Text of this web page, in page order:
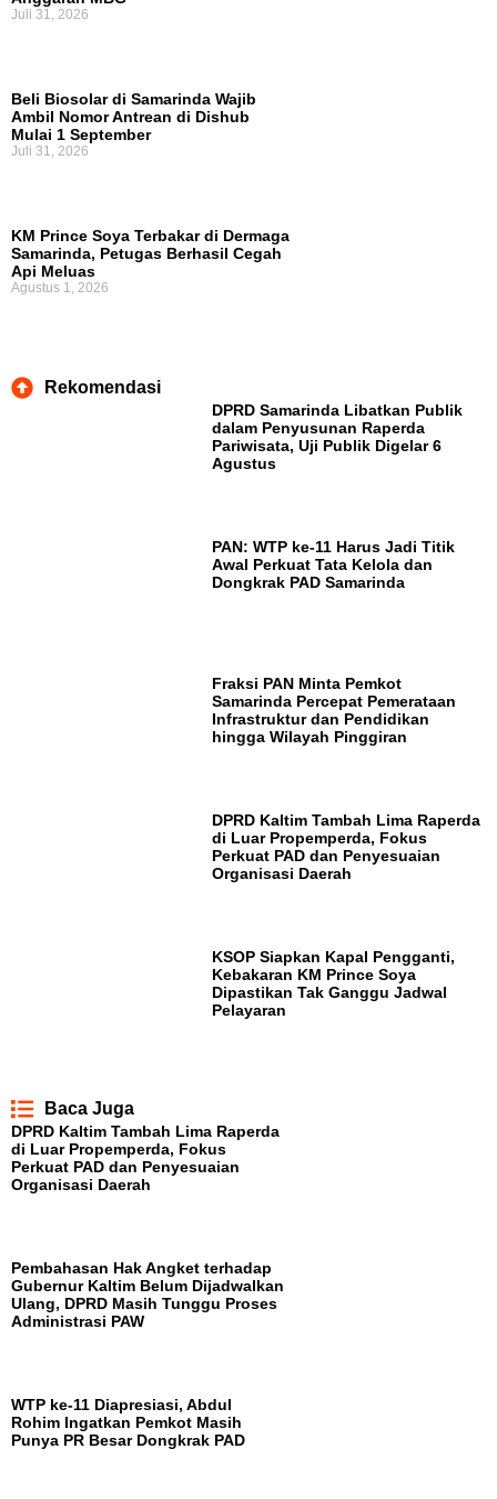
Juli 31, 2026
Beli Biosolar di Samarinda Wajib
Ambil Nomor Antrean di Dishub
Mulai 1 September
Juli 31, 2026
KM Prince Soya Terbakar di Dermaga
Samarinda, Petugas Berhasil Cegah
Api Meluas
Agustus 1, 2026
Rekomendasi
DPRD Samarinda Libatkan Publik
dalam Penyusunan Raperda
Pariwisata, Uji Publik Digelar 6
Agustus
PAN: WTP ke-11 Harus Jadi Titik
Awal Perkuat Tata Kelola dan
Dongkrak PAD Samarinda
Fraksi PAN Minta Pemkot
Samarinda Percepat Pemerataan
Infrastruktur dan Pendidikan
hingga Wilayah Pinggiran
DPRD Kaltim Tambah Lima Raperda
di Luar Propemperda, Fokus
Perkuat PAD dan Penyesuaian
Organisasi Daerah
KSOP Siapkan Kapal Pengganti,
Kebakaran KM Prince Soya
Dipastikan Tak Ganggu Jadwal
Pelayaran
Baca Juga
DPRD Kaltim Tambah Lima Raperda
di Luar Propemperda, Fokus
Perkuat PAD dan Penyesuaian
Organisasi Daerah
Pembahasan Hak Angket terhadap
Gubernur Kaltim Belum Dijadwalkan
Ulang, DPRD Masih Tunggu Proses
Administrasi PAW
WTP ke-11 Diapresiasi, Abdul
Rohim Ingatkan Pemkot Masih
Punya PR Besar Dongkrak PAD